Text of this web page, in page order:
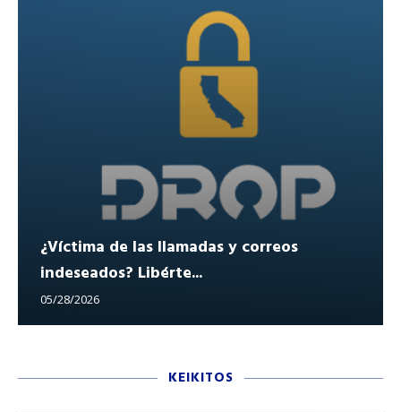
¿Víctima de las llamadas y correos
indeseados? Libérte...
05/28/2026
KEIKITOS